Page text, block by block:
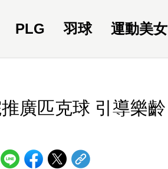
PLG 羽球 運動美女
廣匹克球 引導樂齡